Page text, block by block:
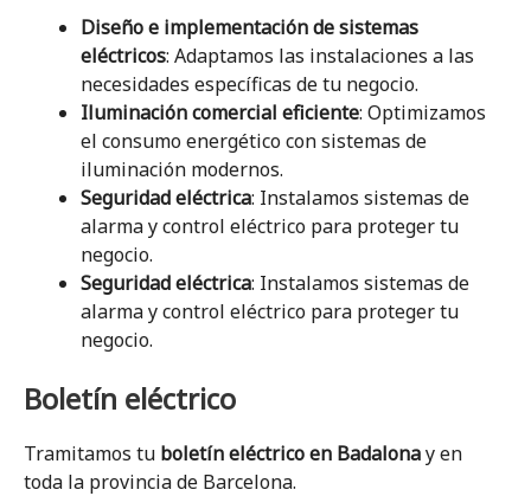
Diseño e implementación de sistemas
eléctricos: Adaptamos las instalaciones a las
necesidades específicas de tu negocio.
Iluminación comercial eficiente: Optimizamos
el consumo energético con sistemas de
iluminación modernos.
Seguridad eléctrica: Instalamos sistemas de
alarma y control eléctrico para proteger tu
negocio.
Seguridad eléctrica: Instalamos sistemas de
alarma y control eléctrico para proteger tu
negocio.
Boletín eléctrico
Tramitamos tu boletín eléctrico en Badalonay en
toda la provincia de Barcelona.